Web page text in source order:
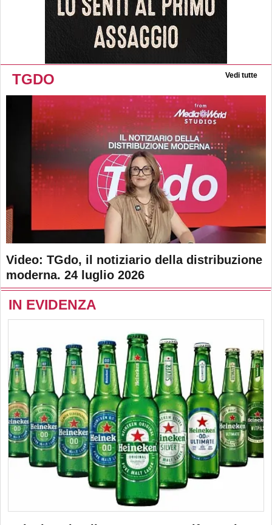
TGDO Vedi tutte
Video: TGdo, il notiziario della distribuzione
moderna. 24 luglio 2026
IN EVIDENZA